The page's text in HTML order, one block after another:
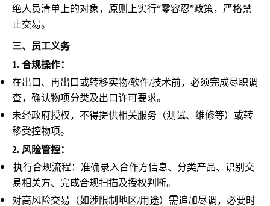
绝人员清单上的对象，原则上实行“零容忍”政策，严格禁
止交易。
三、员工义务
1. 合规操作：
在出口、再出口或转移实物/软件/技术前，必须完成尽职调
查，确认物项分类及出口许可要求。
未经政府授权，不得提供相关服务（测试、维修等）或转
移受控物项。
2. 风险管控：
执行合规流程：准确录入合作方信息、分类产品、识别交
易相关方、完成合规扫描及授权判断。
对高风险交易（如涉限制地区/用途）需追加尽调，必要时